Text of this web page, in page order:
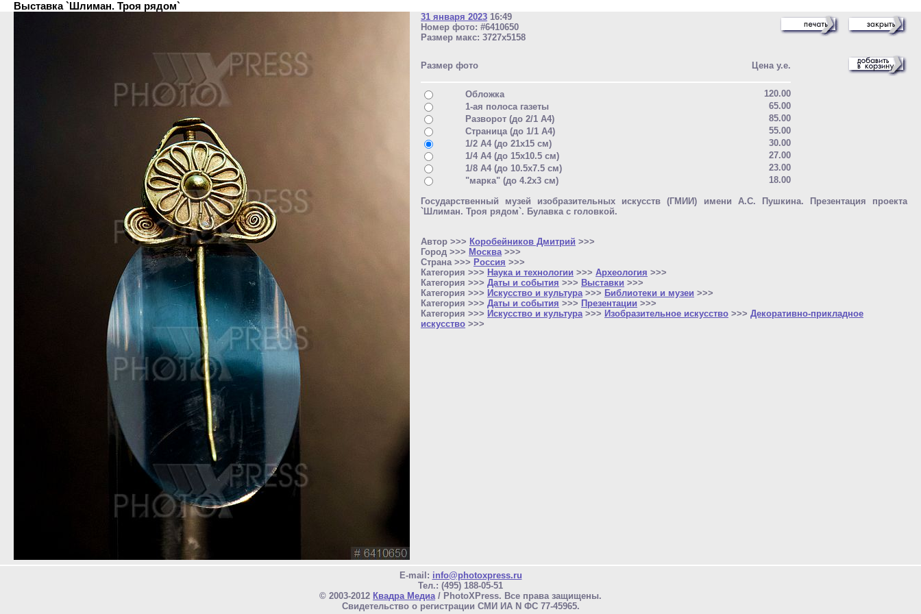
Выставка `Шлиман. Троя рядом`
31 января 2023 16:49
Номер фото: #6410650
Размер макс: 3727x5158
Размер фото Цена у.е.
Обложка
120.00
1-ая полоса газеты
65.00
Разворот (до 2/1 A4)
85.00
Страница (до 1/1 A4)
55.00
1/2 A4 (до 21x15 см)
30.00
1/4 A4 (до 15x10.5 см)
27.00
1/8 A4 (до 10.5x7.5 см)
23.00
"марка" (до 4.2x3 см)
18.00
Государственный музей изобразительных искусств (ГМИИ) имени А.С. Пушкина. Презентация проекта
`Шлиман. Троя рядом`. Булавка с головкой.
Автор >>> Коробейников Дмитрий >>>
Город >>> Москва >>>
Страна >>> Россия >>>
Категория >>> Наука и технологии >>> Археология >>>
Категория >>> Даты и события >>> Выставки >>>
Категория >>> Искусство и культура >>> Библиотеки и музеи >>>
Категория >>> Даты и события >>> Презентации >>>
Категория >>> Искусство и культура >>> Изобразительное искусство >>> Декоративно-прикладное
искусство >>>
E-mail: info@photoxpress.ru
Тел.: (495) 188-05-51
© 2003-2012 Квадра Медиа/ PhotoXPress. Все права защищены.
Свидетельство о регистрации СМИ ИА N ФС 77-45965.